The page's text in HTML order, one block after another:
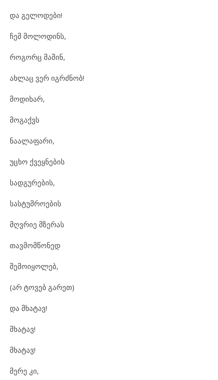
და გელოდები!
ჩემ მოლოდინს,
როგორც მაშინ,
ახლაც ვერ იგრძნობ!
მოდიხარ,
მოგაქვს
ნაალაფარი,
უცხო ქვეყნების
სადგურების,
სასტუმროების
მღვრიე მზერას
თავმომწონედ
შემოიყოლებ,
(არ ტოვებ გარეთ)
და მხატავ!
მხატავ!
მხატავ!
მერე კი,